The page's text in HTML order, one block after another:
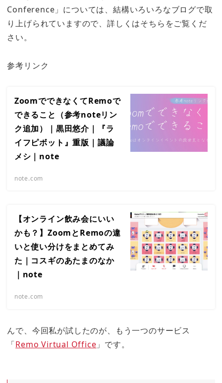
Conference」については、結構いろいろなブログで取
り上げられていますので、詳しくはそちらをご覧くだ
さい。
参考リンク
ZoomでできなくてRemoで
できること（参考noteリン
ク追加）｜黒田悠介｜『ラ
イフピボット』重版｜議論
メシ｜note
note.com
【オンライン飲み会にいい
かも？】ZoomとRemoの違
いと使い分けをまとめてみ
た｜コスギのあたまのなか
｜note
note.com
んで、今回私が試したのが、もう一つのサービス
「Remo Virtual Office 」です。